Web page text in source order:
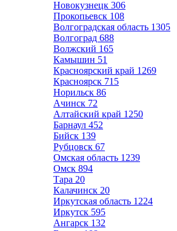
Новокузнецк 306
Прокопьевск 108
Волгоградская область 1305
Волгоград 688
Волжский 165
Камышин 51
Красноярский край 1269
Красноярск 715
Норильск 86
Ачинск 72
Алтайский край 1250
Барнаул 452
Бийск 139
Рубцовск 67
Омская область 1239
Омск 894
Тара 20
Калачинск 20
Иркутская область 1224
Иркутск 595
Ангарск 132